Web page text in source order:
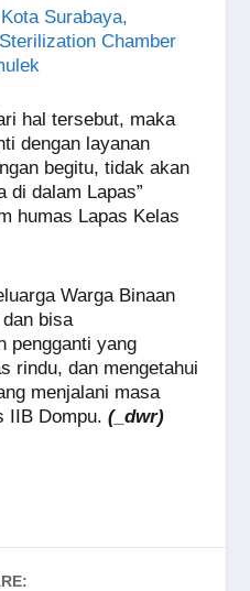
Surabaya,
Chamber
hal tersebut, maka
dengan layanan
begitu, tidak akan
di dalam Lapas”
humas Lapas Kelas
Warga Binaan
bisa
pengganti yang
rindu, dan mengetahui
menjalani masa
IIB Dompu.(_dwr)